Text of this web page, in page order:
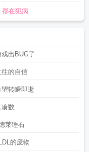
都在犯病
出BUG了
的自信
转瞬即逝
数
莱锤石
的废物